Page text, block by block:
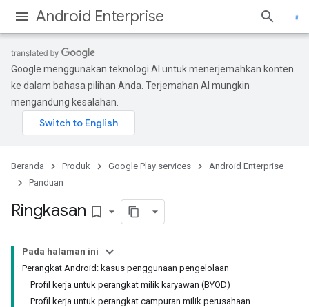
Android Enterprise
Google menggunakan teknologi AI untuk menerjemahkan konten
ke dalam bahasa pilihan Anda. Terjemahan AI mungkin
mengandung kesalahan.
Beranda Produk Google Play services
Android Enterprise
Panduan
Ringkasan bookmark_border
Pada halaman ini
Perangkat Android: kasus penggunaan pengelolaan
Profil kerja untuk perangkat milik karyawan (BYOD)
Profil kerja untuk perangkat campuran milik perusahaan